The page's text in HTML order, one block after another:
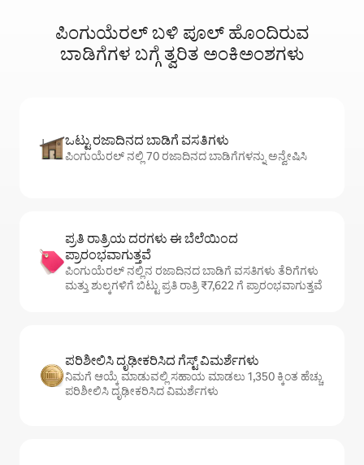
ಪಿಂಗುಯೆರಲ್ ಬಳಿ ಪೂಲ್ ಹೊಂದಿರುವ
ಬಾಡಿಗೆಗಳ ಬಗ್ಗೆ ತ್ವರಿತ ಅಂಕಿಅಂಶಗಳು
ಒಟ್ಟು ರಜಾದಿನದ ಬಾಡಿಗೆ ವಸತಿಗಳು
ಪಿಂಗುಯೆರಲ್ ನಲ್ಲಿ 70 ರಜಾದಿನದ ಬಾಡಿಗೆಗಳನ್ನು ಅನ್ವೇಷಿಸಿ
ಪ್ರತಿ ರಾತ್ರಿಯ ದರಗಳು ಈ ಬೆಲೆಯಿಂದ
ಪ್ರಾರಂಭವಾಗುತ್ತವೆ
ಪಿಂಗುಯೆರಲ್ ನಲ್ಲಿನ ರಜಾದಿನದ ಬಾಡಿಗೆ ವಸತಿಗಳು ತೆರಿಗೆಗಳು
ಮತ್ತು ಶುಲ್ಕಗಳಿಗೆ ಬಿಟ್ಟು ಪ್ರತಿ ರಾತ್ರಿ ₹7,622 ಗೆ ಪ್ರಾರಂಭವಾಗುತ್ತವೆ
ಪರಿಶೀಲಿಸಿ ದೃಢೀಕರಿಸಿದ ಗೆಸ್ಟ್ ವಿಮರ್ಶೆಗಳು
ನಿಮಗೆ ಆಯ್ಕೆ ಮಾಡುವಲ್ಲಿ ಸಹಾಯ ಮಾಡಲು 1,350 ಕ್ಕಿಂತ ಹೆಚ್ಚು
ಪರಿಶೀಲಿಸಿ ದೃಢೀಕರಿಸಿದ ವಿಮರ್ಶೆಗಳು